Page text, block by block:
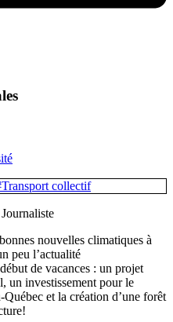
collectif
Journaliste
nouvelles climatiques à
peu l’actualité
de vacances : un projet
un investissement pour le
et la création d’une forêt